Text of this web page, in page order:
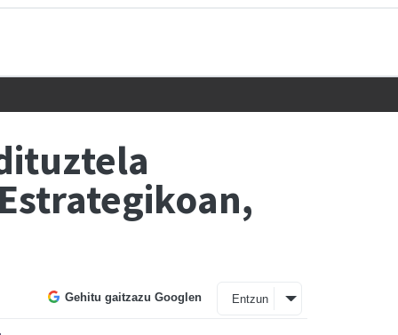
Gehitu gaitzazu Googlen Entzun